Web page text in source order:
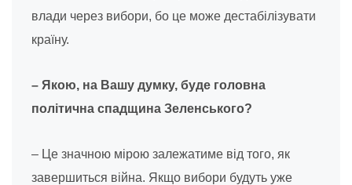
влади через вибори, бо це може дестабілізувати
країну.
– Якою, на Вашу думку, буде головна
політична спадщина Зеленського?
– Це значною мірою залежатиме від того, як
завершиться війна. Якщо вибори будуть уже